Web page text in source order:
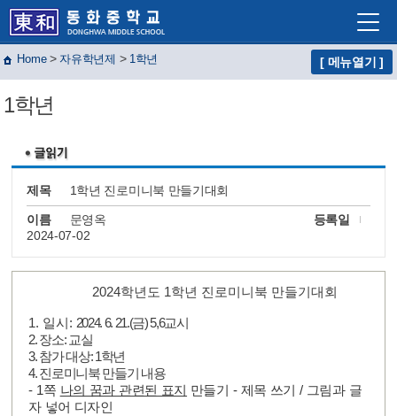
학교혁신
Home> 자유학년제 > 1학년 [ 메뉴열기 ]
1학년
제목 1학년 진로미니북 만들기대회
이름 문영옥
등록일
2024-07-02
2024학년도 1학년 진로미니북 만들기대회
1. 일시 : 2024. 6. 21.(금) 5,6교시
2.장소: 교실
3.참가 대상: 1학년
4.진로미니북 만들기 내용
- 1쪽 나의 꿈과 관련된 표지 만들기 - 제목 쓰기 / 그림과 글
자 넣어 디자인